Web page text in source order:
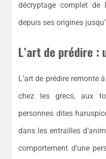
décryptage complet de
depuis ses origines
L’art de prédire :
L’art de prédire remonte
chez les grecs, aux
personnes dites
dans les entrailles
comportement d’une